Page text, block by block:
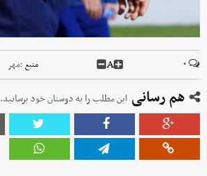
۰ A منبع :مهر
هم رسانی این مطلب را به دوستان خود برسانید.